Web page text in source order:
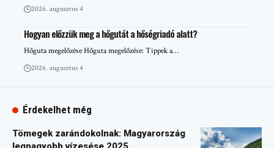
2026. augusztus 4
Hogyan előzzük meg a hőgutát a hőségriadó alatt?
Hőguta megelőzése Hőguta megelőzése: Tippek a…
2026. augusztus 4
Érdekelhet még
Tömegek zarándokolnak: Magyarország